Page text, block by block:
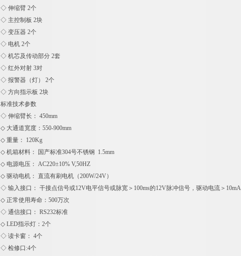
◇ 伸缩臂 2个
◇ 主控制板 2块
◇ 变压器 2个
◇ 电机 2个
◇ 机芯及传动部分 2套
◇ 红外对射 3对
◇ 报警器（灯） 2个
◇ 方向指示板 2块
标准技术参数
◇ 伸缩臂长： 450mm
◇ 大通道宽度：550-900mm
◇ 重量： 120Kg
◇ 机箱材料： 国产标准304号不锈钢 1.5mm
◇ 电源电压： AC220±10% V,50HZ
◇ 驱动电机： 直流有刷电机（200W/24V）
◇ 输入接口： 干接点信号或12V电平信号或脉宽＞100ms的12V脉冲信号，驱动电流＞10mA
◇ 正常使用寿命：500万次
◇ 通信接口： RS232标准
◇ LED指示灯：2个
◇ 读卡窗： 4个
◇ 检修口:4个